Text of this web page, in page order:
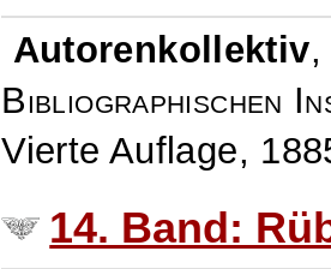
Autorenkollektiv
Bibliographischen
Vierte Auflage,
14. Band: